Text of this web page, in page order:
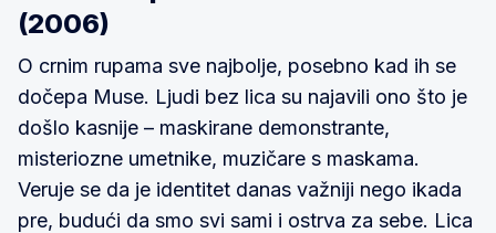
(2006)
O crnim rupama sve najbolje, posebno kad ih se
dočepa Muse. Ljudi bez lica su najavili ono što je
došlo kasnije – maskirane demonstrante,
misteriozne umetnike, muzičare s maskama.
Veruje se da je identitet danas važniji nego ikada
pre, budući da smo svi sami i ostrva za sebe. Lica